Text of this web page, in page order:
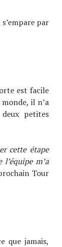
par
est facile
il n’a
petites
cette étape
m’a
Tour
que jamais,